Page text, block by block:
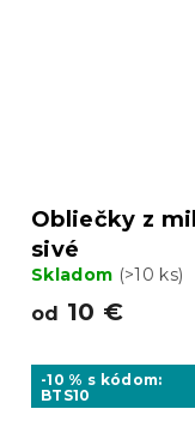
Obliečky z
sivé
Skladom (>10 ks)
od 10 €
-10 % s kódom:
BTS10